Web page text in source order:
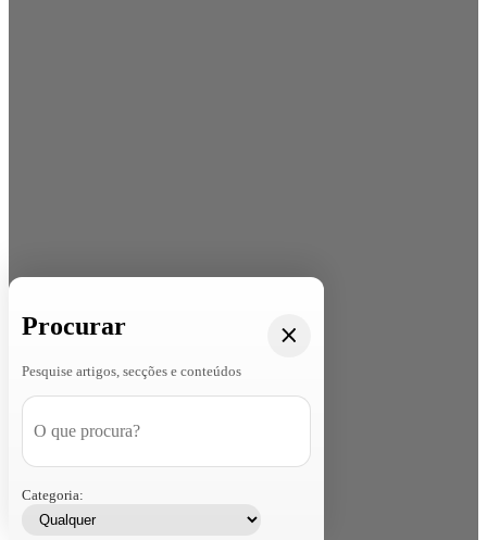
Procurar
Pesquise artigos, secções e conteúdos
Categoria: